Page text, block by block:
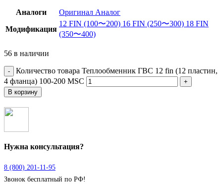
Аналоги Оригинал Аналог
Модификация
12 FIN (100〜200) 16 FIN (250〜300) 18 FIN
(350〜400)
56 в наличии
Количество товара Теплообменник ГВС 12 fin (12 пластин,
4 фланца) 100-200 MSC
В корзину
Нужна консультация?
8 (800) 201-11-95
Звонок бесплатный по РФ!